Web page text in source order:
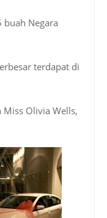
Negara
terdapat di
Olivia Wells,